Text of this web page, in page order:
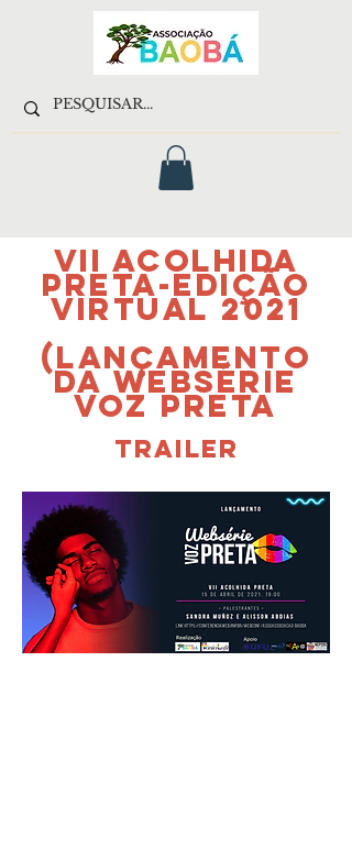
VII ACOLHIDA
PRETA-edição
virtual 2021
(lançamento
da websérie
voz preta
TRAILER